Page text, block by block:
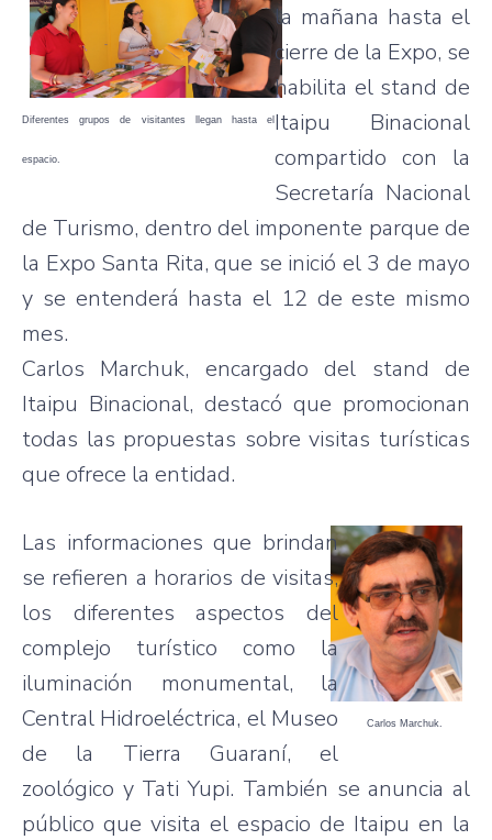
Diferentes grupos de visitantes llegan hasta el
espacio.
la mañana hasta el
cierre de la Expo, se
habilita el stand de
Itaipu Binacional
compartido con la
Secretaría Nacional
de Turismo, dentro del imponente parque de
la Expo Santa Rita, que se inició el 3 de mayo
y se entenderá hasta el 12 de este mismo
mes.
Carlos Marchuk, encargado del stand de
Itaipu Binacional, destacó que promocionan
todas las propuestas sobre visitas turísticas
que ofrece la entidad.
Carlos Marchuk.
Las informaciones que brindan
se refieren a horarios de visitas,
los diferentes aspectos del
complejo turístico como la
iluminación monumental, la
Central Hidroeléctrica, el Museo
de la Tierra Guaraní, el
zoológico y Tati Yupi. También se anuncia al
público que visita el espacio de Itaipu en la